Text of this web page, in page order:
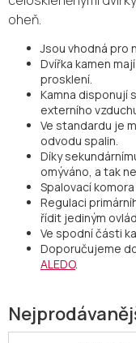
oheň.
Jsou vhodná pro
Dvířka kamen
prosklení.
Kamna disponují
externího
Ve standardu je
odvodu spalin.
Díky
omýváno, a tak
Spalovací
Regulaci
řídit jediným
Ve spodní části
Doporučujeme
ALEDO.